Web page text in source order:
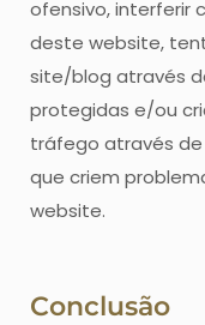
ofensivo, interferir
deste website,
site/blog através
protegidas e/ou
tráfego através de
que criem
website.
Conclusão